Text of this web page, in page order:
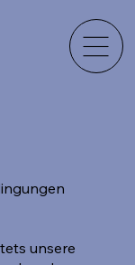
unsere